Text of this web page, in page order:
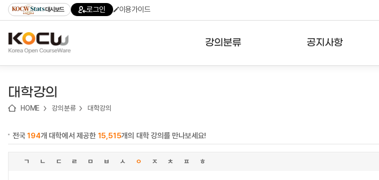
기
기
기
content)
가
대시보드 로그인 이용가이드
강의분류 공지사항
대학강의
HOME 강의분류 대학강의
전국194개 대학에서 제공한 15,515개의 대학 강의를 만나보세요!
ㄱ ㄴ ㄷ ㄹ ㅁ ㅂ ㅅ ㅇ ㅈ ㅊ ㅍ ㅎ